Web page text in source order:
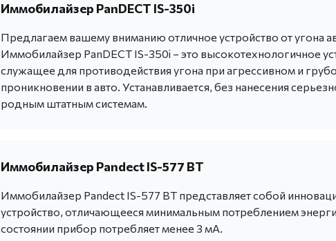
Иммобилайзер PanDECT IS-350i
Предлагаем вашему вниманию отличное устройство от угона
Иммобилайзер PanDECT IS-350i – это высокотехнологичное
служащее для противодействия угона при агрессивном и
проникновении в авто. Устанавливается, без нанесения
родным штатным системам.
Иммобилайзер Pandect IS-577 BT
Иммобилайзер Pandect IS-577 BT представляет собой
устройство, отличающееся минимальным потреблением
состоянии прибор потребляет менее 3 мА.